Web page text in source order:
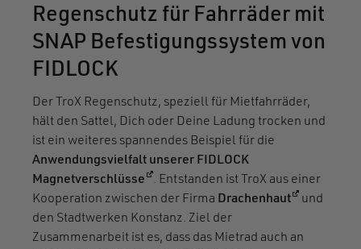
Regenschutz für Fahrräder mit
SNAP Befestigungssystem von
FIDLOCK
Der TroX Regenschutz, speziell für Mietfahrräder,
hält den Sattel, Dich oder Deine Ladung trocken und
ist ein weiteres spannendes Beispiel für die
Anwendungsvielfalt unserer FIDLOCK
Magnetverschlüsse(öffnet in einem neuen Fenster)
. Entstanden ist TroX aus einer
Kooperation zwischen der Firma Drachenhaut(öffnet in
und
den Stadtwerken Konstanz. Ziel der
Zusammenarbeit ist es, dass das Mietrad auch an